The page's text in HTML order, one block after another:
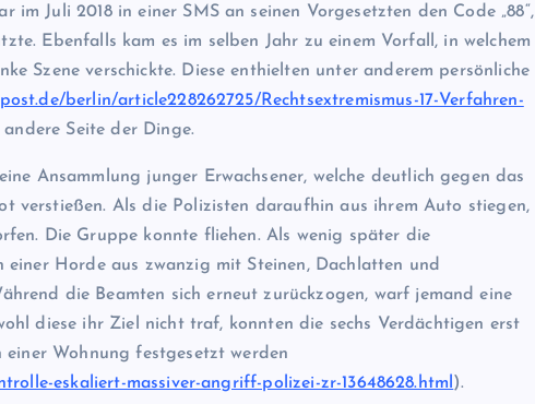
im Juli 2018 in einer SMS an seinen Vorgesetzten den Code „88“,
Ebenfalls kam es im selben Jahr zu einem Vorfall, in welchem
Szene verschickte. Diese enthielten unter anderem persönliche
berlin/article228262725/Rechtsextremismus-17-Verfahren-
Seite der Dinge.
Ansammlung junger Erwachsener, welche deutlich gegen das
verstießen. Als die Polizisten daraufhin aus ihrem Auto stiegen,
Die Gruppe konnte fliehen. Als wenig später die
Horde aus zwanzig mit Steinen, Dachlatten und
die Beamten sich erneut zurückzogen, warf jemand eine
diese ihr Ziel nicht traf, konnten die sechs Verdächtigen erst
Wohnung festgesetzt werden
eskaliert-massiver-angriff-polizei-zr-13648628.html ).